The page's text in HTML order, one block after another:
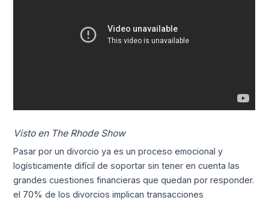
Visto en The Rhode Show
Pasar por un divorcio ya es un proceso emocional y
logísticamente difícil de soportar sin tener en cuenta las
grandes cuestiones financieras que quedan por responder.
el 70% de los divorcios implican transacciones